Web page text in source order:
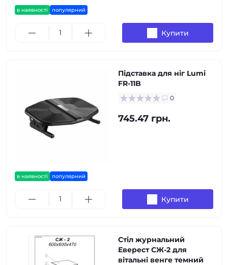
в наявності популярний
Купити
в наявності популярний
Підставка для ніг Lumi
FR-11B
0
745.47 грн.
Купити
Стіл журнальний
Еверест СЖ-2 для
вітальні венге темний